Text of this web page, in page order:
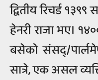
द्वितीय रिचर्ड
हेनरी राजा भए।
बसेको संसद्/
सात्रे, एक असल